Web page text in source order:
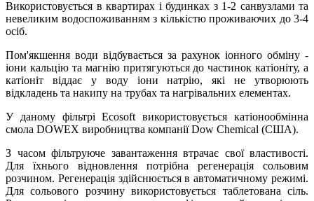
Використовується в квартирах і будинках з 1-2 санвузлами та
невеликим водоспоживанням з кількістю проживаючих до 3-4
осіб.
Пом'якшення води відбувається за рахунок іонного обміну -
іони кальцію та магнію притягуються до частинок катіоніту, а
катіоніт віддає у воду іони натрію, які не утворюють
відкладень та накипу на трубах та нагрівальних елементах.
У даному фільтрі Ecosoft використовується катіонообмінна
смола DOWEX виробництва компанії Dow Chemical (США).
З часом фільтруюче завантаження втрачає свої властивості.
Для їхнього відновлення потрібна регенерація сольовим
розчином. Регенерація здійснюється в автоматичному режимі.
Для сольового розчину використовується таблетована сіль.